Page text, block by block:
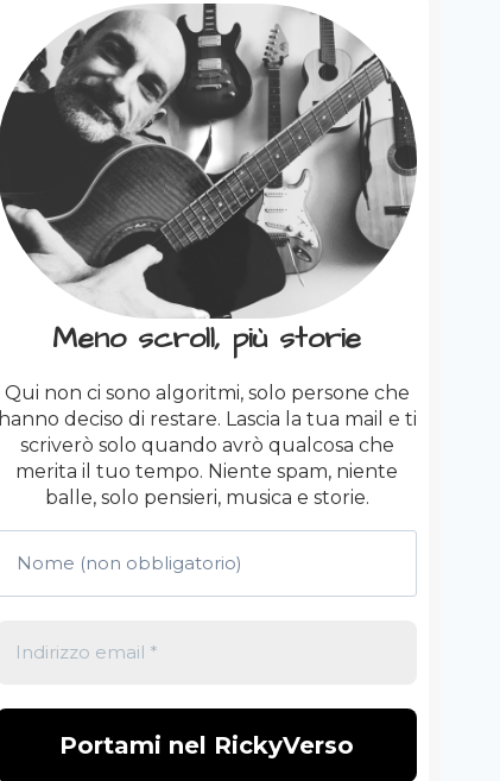
Meno scroll, più storie
Qui non ci sono algoritmi, solo persone che
hanno deciso di restare. Lascia la tua mail e ti
scriverò solo quando avrò qualcosa che
merita il tuo tempo. Niente spam, niente
balle, solo pensieri, musica e storie.